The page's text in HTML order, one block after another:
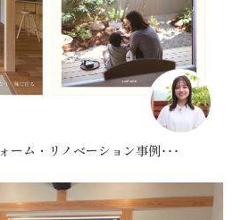
ーム・リノベーション事例･･･